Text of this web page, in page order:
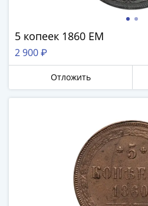
5 копеек 1860 ЕМ
2 900 ₽
Отложить